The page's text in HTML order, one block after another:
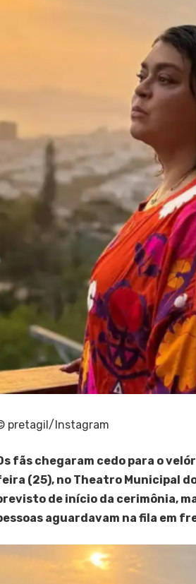
pretagil/Instagram
fãs chegaram cedo para o
(25), no Theatro Municipal
de início da cerimônia,
aguardavam na fila em